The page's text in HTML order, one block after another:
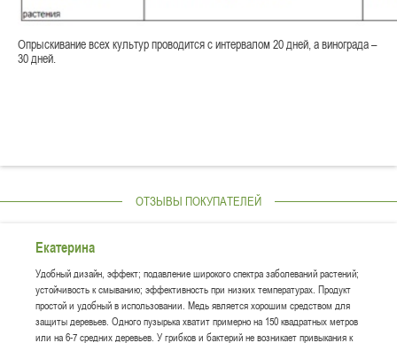
Опрыскивание всех культур проводится с интервалом 20 дней, а винограда –
30 дней.
ОТЗЫВЫ ПОКУПАТЕЛЕЙ
Екатерина
Удобный дизайн, эффект; подавление широкого спектра заболеваний растений;
устойчивость к смыванию; эффективность при низких температурах. Продукт
простой и удобный в использовании. Медь является хорошим средством для
защиты деревьев. Одного пузырька хватит примерно на 150 квадратных метров
или на 6-7 средних деревьев. У грибков и бактерий не возникает привыкания к